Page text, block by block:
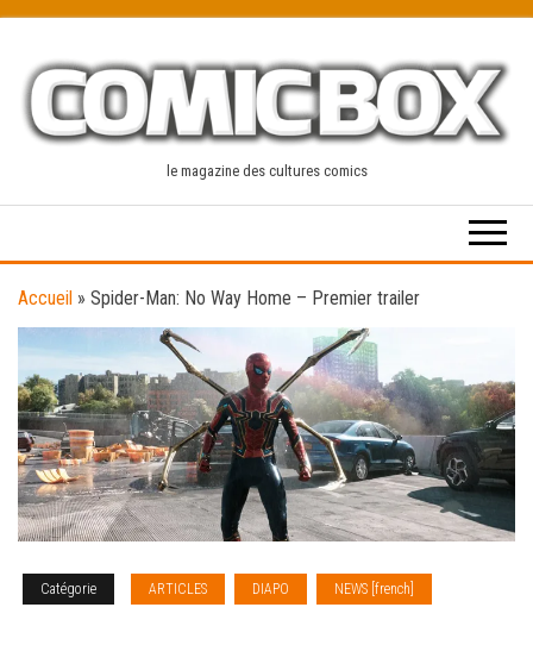
content
le magazine des cultures comics
Accueil » Spider-Man: No Way Home – Premier trailer
Catégorie ARTICLES DIAPO NEWS [french]